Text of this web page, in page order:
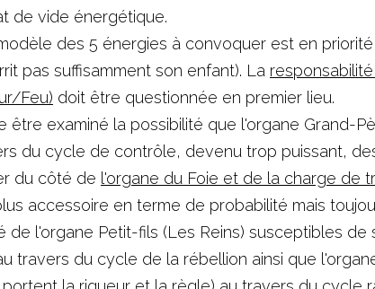
de vide énergétique.
des 5 énergies à convoquer est en
pas suffisamment son enfant). La
Feu) doit être questionnée en premier lieu.
être examiné la possibilité que l'organe Grand-
du cycle de contrôle, devenu trop puissant,
du côté de l'organe du Foie et de la charge de
accessoire en terme de probabilité mais
de l'organe Petit-fils (Les Reins) susceptibles
travers du cycle de la rébellion ainsi que